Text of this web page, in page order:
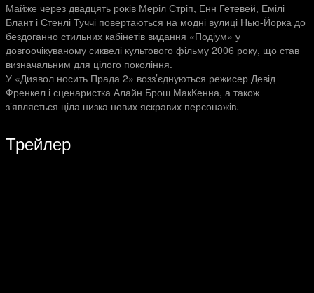
Майже через двадцять років Меріл Стріп, Енн Гетевей, Емілі
Блант і Стенлі Туччі повертаються на модні вулиці Нью-Йорка до
бездоганно стильних кабінетів видання «Подіум» у
довгоочікуваному сиквелі культового фільму 2006 року, що став
визначальним для цілого покоління.
У «Диявол носить Прада 2» возз’єднуються режисер Девід
Френкел і сценаристка Алайн Брош МакКенна, а також
з’являється ціла низка нових яскравих персонажів.
Трейлер